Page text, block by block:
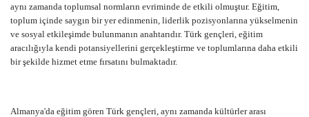
aynı zamanda toplumsal normların evriminde de etkili olmuştur. Eğitim,
toplum içinde saygın bir yer edinmenin, liderlik pozisyonlarına yükselmenin
ve sosyal etkileşimde bulunmanın anahtarıdır. Türk gençleri, eğitim
aracılığıyla kendi potansiyellerini gerçekleştirme ve toplumlarına daha etkili
bir şekilde hizmet etme fırsatını bulmaktadır.
Almanya'da eğitim gören Türk gençleri, aynı zamanda kültürler arası